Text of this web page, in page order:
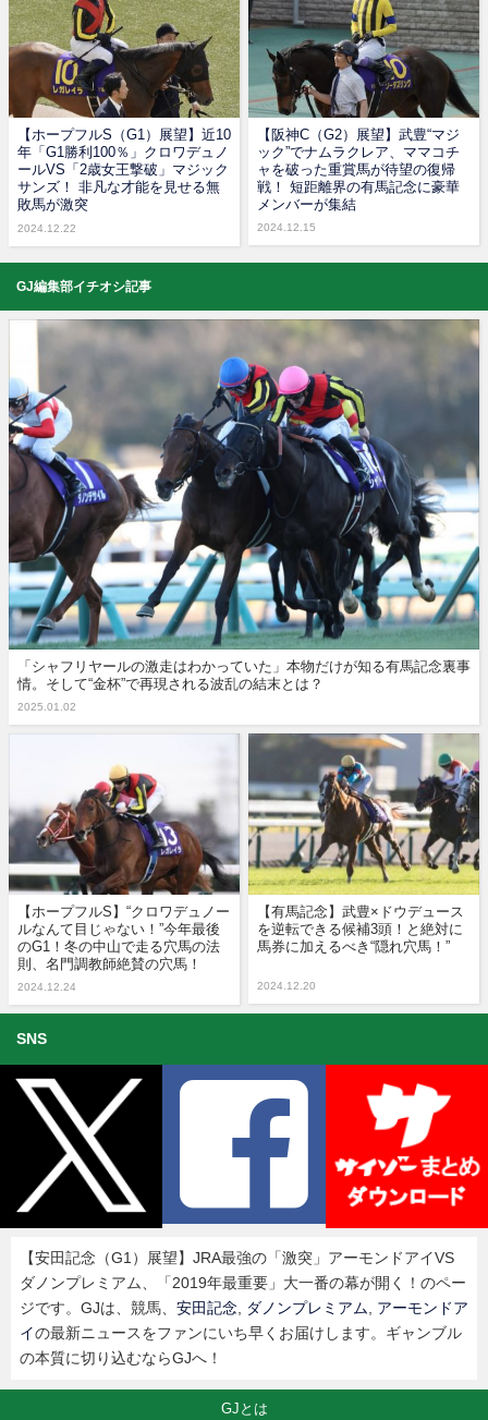
【ホープフルS（G1）展望】近10
年「G1勝利100％」クロワデュノ
ールVS「2歳女王撃破」マジック
サンズ！ 非凡な才能を見せる無
敗馬が激突
2024.12.22
【阪神C（G2）展望】武豊“マジ
ック”でナムラクレア、ママコチ
ャを破った重賞馬が待望の復帰
戦！ 短距離界の有馬記念に豪華
メンバーが集結
2024.12.15
GJ編集部イチオシ記事
「シャフリヤールの激走はわかっていた」本物だけが知る有馬記念裏事
情。そして“金杯”で再現される波乱の結末とは？
2025.01.02
【ホープフルS】“クロワデュノー
ルなんて目じゃない！”今年最後
のG1！冬の中山で走る穴馬の法
則、名門調教師絶賛の穴馬！
2024.12.24
【有馬記念】武豊×ドウデュース
を逆転できる候補3頭！と絶対に
馬券に加えるべき“隠れ穴馬！”
2024.12.20
SNS
【安田記念（G1）展望】JRA最強の「激突」アーモンドアイVS
ダノンプレミアム、「2019年最重要」大一番の幕が開く！のペー
ジです。GJは、競馬、 安田記念 ダノンプレミアム
アーモンドア
イの最新ニュースをファンにいち早くお届けします。ギャンブル
の本質に切り込むならGJへ！
GJとは